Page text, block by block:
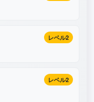
レベル2
レベル2